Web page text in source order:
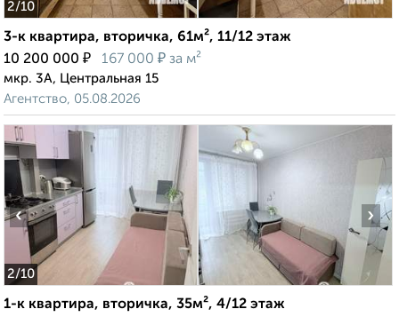
2/10
3-к квартира, вторичка, 61м², 11/12 этаж
10 200 000 ₽ 167 000 ₽ за м²
мкр. 3А, Центральная 15
Агентство, 05.08.2026
2/10
‹ ›
1-к квартира, вторичка, 35м², 4/12 этаж